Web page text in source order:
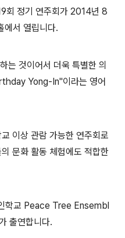
회 정기 연주회가 2014년 8
에서 열립니다.
는 것이어서 더욱 특별한 의
Yong-In"이라는 영어
이상 관람 가능한 연주회로
문화 활동 체험에도 적합한
학교 Peace Tree Ensembl
출연합니다.